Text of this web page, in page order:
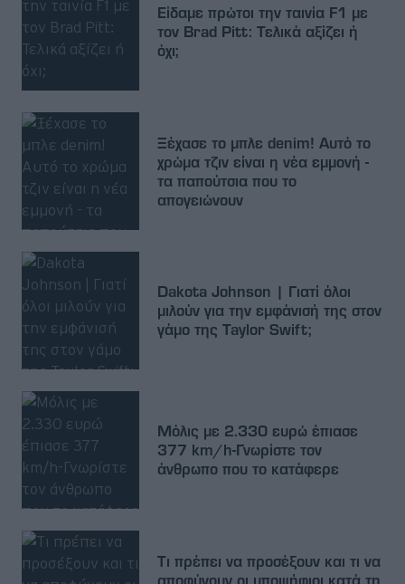
Είδαμε πρώτοι την ταινία F1 με
τον Brad Pitt: Τελικά αξίζει ή
όχι;
Ξέχασε το μπλε denim! Αυτό το
χρώμα τζιν είναι η νέα εμμονή -
τα παπούτσια που το
απογειώνουν
Dakota Johnson | Γιατί όλοι
μιλούν για την εμφάνισή της στον
γάμο της Taylor Swift;
Μόλις με 2.330 ευρώ έπιασε
377 km/h-Γνωρίστε τον
άνθρωπο που το κατάφερε
Τι πρέπει να προσέξουν και τι να
αποφύγουν οι υποψήφιοι κατά τη